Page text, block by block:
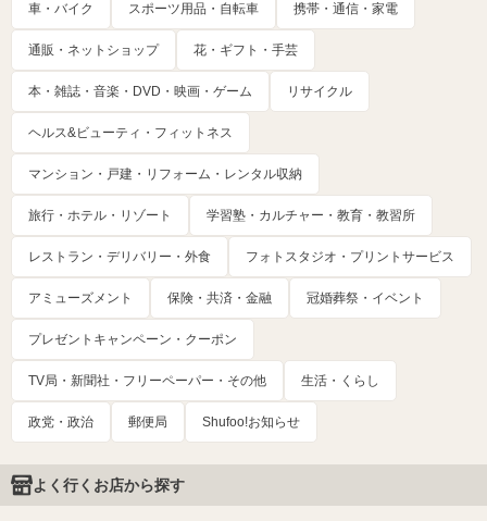
車・バイク スポーツ用品・自転車 携帯・通信・家電
通販・ネットショップ 花・ギフト・手芸
本・雑誌・音楽・DVD・映画・ゲーム リサイクル
ヘルス&ビューティ・フィットネス
マンション・戸建・リフォーム・レンタル収納
旅行・ホテル・リゾート 学習塾・カルチャー・教育・教習所
レストラン・デリバリー・外食 フォトスタジオ・プリントサービス
アミューズメント 保険・共済・金融 冠婚葬祭・イベント
プレゼントキャンペーン・クーポン
TV局・新聞社・フリーペーパー・その他 生活・くらし
政党・政治 郵便局 Shufoo!お知らせ
よく行くお店から探す